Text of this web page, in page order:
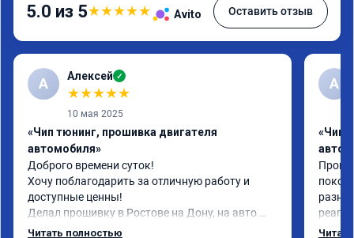
5.0 из 5★★★★★ Avito Оставить отзыв
А Алексей ✓
★★★★★
10 мая 2025
«Чип тюнинг, прошивка двигателя
автомобиля»
Доброго времени суток!
Хочу поблагодарить за отличную работу и
доступные ценны!
Делал прошивку в Ростове на Дону, на авто
шевроле круз 1.8 (141 л.с)с акпп 2013г.в.
Читать полностью
А
«Чип